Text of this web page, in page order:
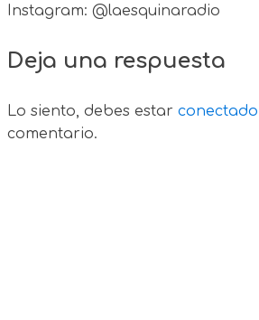
Instagram: @laesquinaradio
Deja una respuesta
Lo siento, debes estar conectado
comentario.